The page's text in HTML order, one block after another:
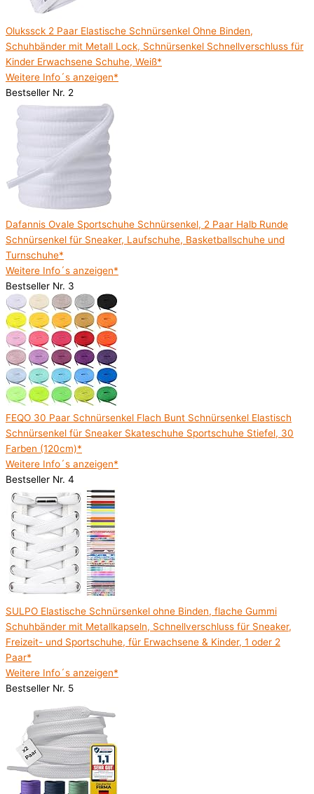
Olukssck 2 Paar Elastische Schnürsenkel Ohne Binden,
Schuhbänder mit Metall Lock, Schnürsenkel Schnellverschluss für
Kinder Erwachsene Schuhe, Weiß*
Weitere Info´s anzeigen*
Bestseller Nr. 2
Dafannis Ovale Sportschuhe Schnürsenkel, 2 Paar Halb Runde
Schnürsenkel für Sneaker, Laufschuhe, Basketballschuhe und
Turnschuhe*
Weitere Info´s anzeigen*
Bestseller Nr. 3
FEQO 30 Paar Schnürsenkel Flach Bunt Schnürsenkel Elastisch
Schnürsenkel für Sneaker Skateschuhe Sportschuhe Stiefel, 30
Farben (120cm)*
Weitere Info´s anzeigen*
Bestseller Nr. 4
SULPO Elastische Schnürsenkel ohne Binden, flache Gummi
Schuhbänder mit Metallkapseln, Schnellverschluss für Sneaker,
Freizeit- und Sportschuhe, für Erwachsene & Kinder, 1 oder 2
Paar*
Weitere Info´s anzeigen*
Bestseller Nr. 5